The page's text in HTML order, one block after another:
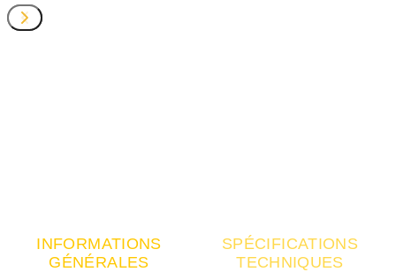
INFORMATIONS
GÉNÉRALES
SPÉCIFICATIONS
TECHNIQUES